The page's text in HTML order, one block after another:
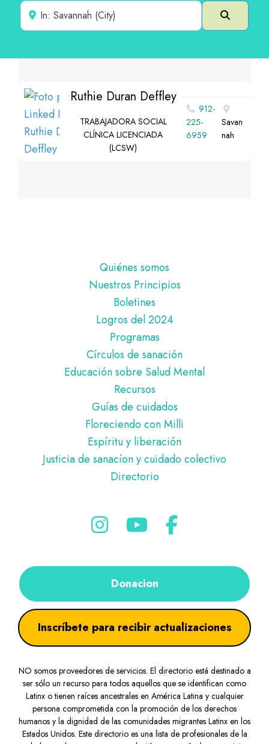
Cerca de
Buscar
Ruthie Duran Deffley
TRABAJADORA SOCIAL
CLÍNICA LICENCIADA
(LCSW)
912-
225-
6959
Savan
nah
Quiénes somos
Nuestros Principios
Boletines
Logros del 2024
Programas
Círculos de sanación
Educación sobre Salud Mental
Recursos
Guías de cuidados
Floreciendo con Milli
Espíritu y liberación
Justicia de sanacíon y cuidado colectivo
Directorio
Donacion
Inscríbete para recibir actualizaciones
NO somos proveedores de servicios. El directorio está destinado a
ser sólo un recurso para todos aquellos que se identifican como
Latinx o tienen raíces ancestrales en América Latina y cualquier
persona comprometida con la promoción de los derechos
humanos y la dignidad de las comunidades migrantes Latinx en los
Estados Unidos. Este directorio es una lista de profesionales de la